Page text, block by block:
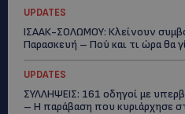
UPDATES
ΙΣΑΑΚ-ΣΟΛΩΜΟΥ: Κλείνουν
Παρασκευή – Πού και τι ώρα θα
UPDATES
ΣΥΛΛΗΨΕΙΣ: 161 οδηγοί με
– Η παράβαση που κυριάρχησε